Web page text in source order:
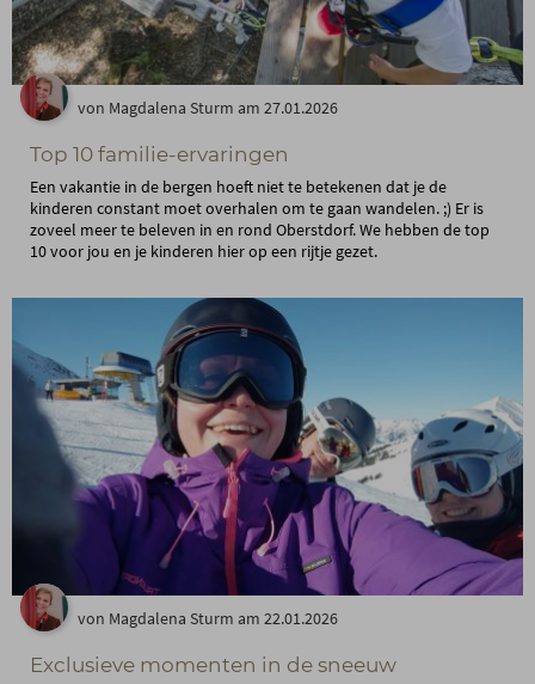
von Magdalena Sturm am 27.01.2026
Top 10 familie-ervaringen
Een vakantie in de bergen hoeft niet te betekenen dat je de
kinderen constant moet overhalen om te gaan wandelen. ;) Er is
zoveel meer te beleven in en rond Oberstdorf. We hebben de top
10 voor jou en je kinderen hier op een rijtje gezet.
von Magdalena Sturm am 22.01.2026
Exclusieve momenten in de sneeuw